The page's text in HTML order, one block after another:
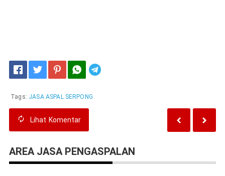
Tags: JASA ASPAL SERPONG
Lihat Komentar
AREA JASA PENGASPALAN